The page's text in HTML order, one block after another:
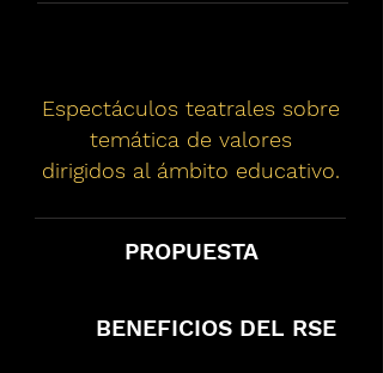
Espectáculos teatrales sobre
temática de valores
dirigidos al ámbito educativo.
PROPUESTA
BENEFICIOS DEL RSE